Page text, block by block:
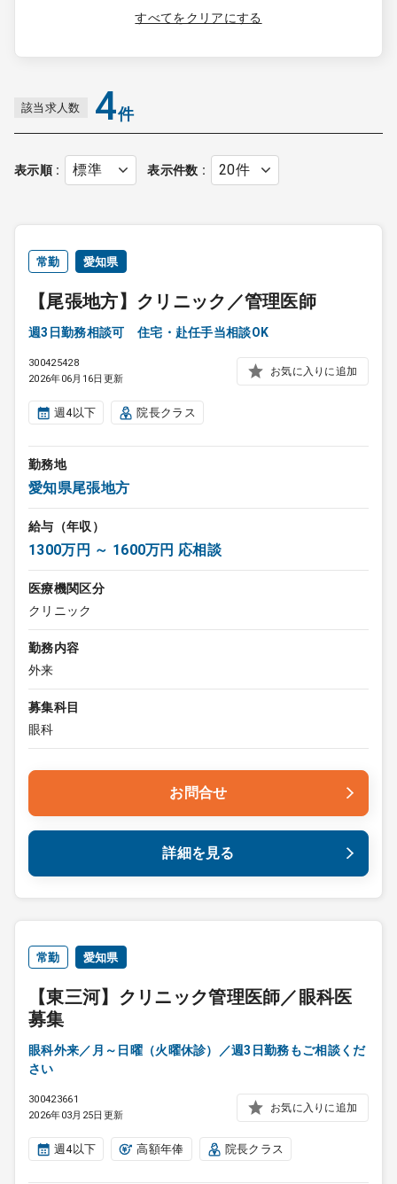
受付時間 9:00 ～ 18:00（平日）
0120-337-613
クリニック開業
採用をお考えの医療機関の方
すべてをクリアにする
該当求人数 4件
表示順 表示件数
常勤 愛知県
【尾張地方】クリニック／管理医師
週3日勤務相談可 住宅・赴任手当相談OK
300425428
2026年06月16日更新
お気に入りに追加
週4以下 院長クラス
勤務地
愛知県尾張地方
給与（年収）
1300万円 ～ 1600万円 応相談
医療機関区分
クリニック
勤務内容
外来
募集科目
眼科
お問合せ
詳細を見る
常勤 愛知県
【東三河】クリニック管理医師／眼科医
募集
眼科外来／月～日曜（火曜休診）／週3日勤務もご相談くだ
さい
300423661
2026年03月25日更新
お気に入りに追加
週4以下 高額年俸 院長クラス